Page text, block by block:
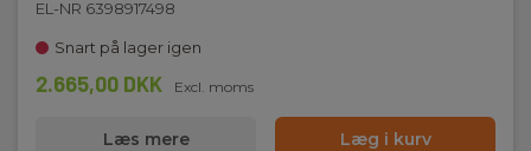
EL-NR 6398917498
Snart på lager igen
2.665,00 DKK Excl. moms
Læs mere Læg i kurv